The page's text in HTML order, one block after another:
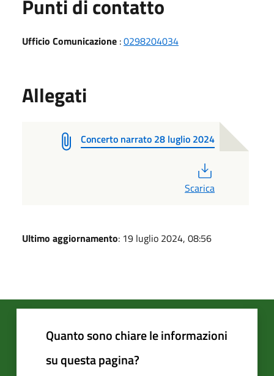
Punti di contatto
Ufficio Comunicazione :0298204034
Allegati
Concerto narrato 28 luglio 2024
Scarica
Ultimo aggiornamento: 19 luglio 2024, 08:56
Quanto sono chiare le informazioni
su questa pagina?